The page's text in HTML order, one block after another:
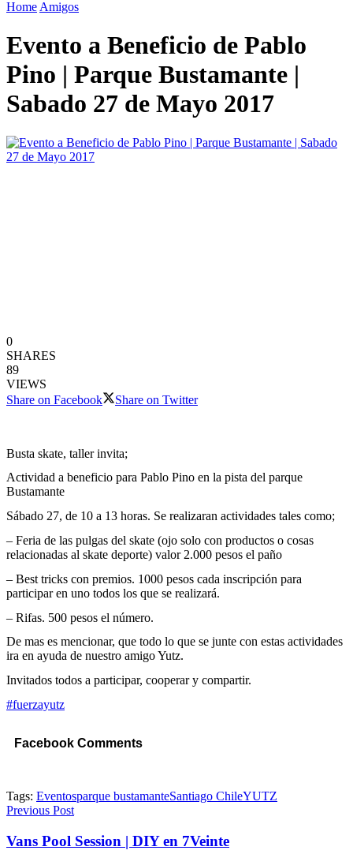
Home Amigos
Evento a Beneficio de Pablo
Pino | Parque Bustamante |
Sabado 27 de Mayo 2017
0
SHARES
89
VIEWS
Share on Facebook
Share on Twitter
Busta skate, taller invita;
Actividad a beneficio para Pablo Pino en la pista del parque
Bustamante
Sábado 27, de 10 a 13 horas. Se realizaran actividades tales como;
– Feria de las pulgas del skate (ojo solo con productos o cosas
relacionadas al skate deporte) valor 2.000 pesos el paño
– Best tricks con premios. 1000 pesos cada inscripción para
participar en uno todos los que se realizará.
– Rifas. 500 pesos el número.
De mas es mencionar, que todo lo que se junte con estas actividades
ira en ayuda de nuestro amigo Yutz.
Invitados todos a participar, cooperar y compartir.
#fuerzayutz
Facebook Comments
Tags: Eventosparque bustamanteSantiago ChileYUTZ
Previous Post
Vans Pool Session | DIY en 7Veinte